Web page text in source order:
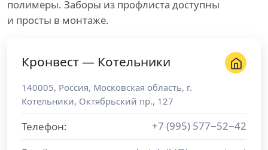
полимеры. Заборы из профлиста доступны
и просты в монтаже.
Кронвест — Котельники
140005, Россия, Московская область, г.
Котельники, Октябрьский пр., 127
Телефон:
+7 (995) 577−52−42